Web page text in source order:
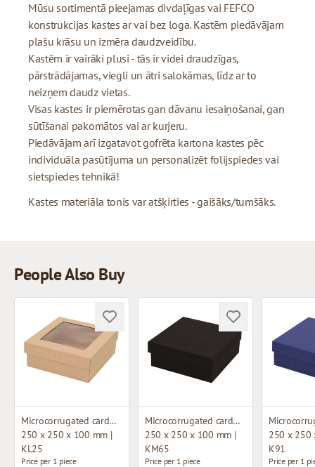
Mūsu sortimentā pieejamas divdaļīgas vai FEFCO
konstrukcijas kastes ar vai bez loga. Kastēm piedāvājam
plašu krāsu un izmēra daudzveidību.
Kastēm ir vairāki plusi - tās ir videi draudzīgas,
pārstrādājamas, viegli un ātri salokāmas, līdz ar to
neizņem daudz vietas.
Visas kastes ir piemērotas gan dāvanu iesaiņošanai, gan
sūtīšanai pakomātos vai ar kurjeru.
Piedāvājam arī izgatavot gofrēta kartona kastes pēc
individuāla pasūtījuma un personalizēt folijspiedes vai
sietspiedes tehnikā!
Kastes materiāla tonis var atšķirties - gaišāks/tumšāks.
People Also Buy
Microcorrugated cardboard box with window
250 x 250 x 100 mm |
KL25
Price per 1 piece
Microcorrugated cardboard box
250 x 250 x 100 mm |
KM65
Price per 1 piece
250 x 250
K91
Price per 1